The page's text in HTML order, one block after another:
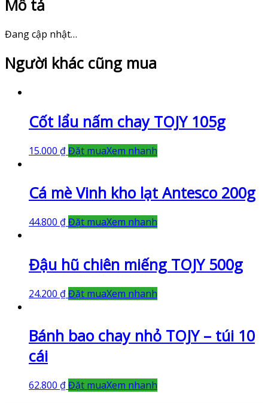
Mô tả
Đang cập nhật…
Người khác cũng mua
Cốt lẩu nấm chay TOJY 105g
15.000 ₫Đặt muaXem nhanh
Cá mè Vinh kho lạt Antesco 200g
44.800 ₫Đặt muaXem nhanh
Đậu hũ chiên miếng TOJY 500g
24.200 ₫Đặt muaXem nhanh
Bánh bao chay nhỏ TOJY – túi 10
cái
62.800 ₫Đặt muaXem nhanh